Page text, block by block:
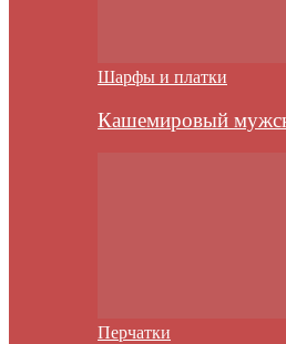
Шарфы и платки
Кашемировый
Перчатки